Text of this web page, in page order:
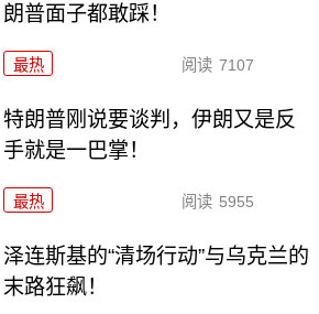
朗普面子都敢踩！
最热 阅读 7107
特朗普刚说要谈判，伊朗又是反
手就是一巴掌！
最热 阅读 5955
泽连斯基的“清场行动”与乌克兰的
末路狂飙！